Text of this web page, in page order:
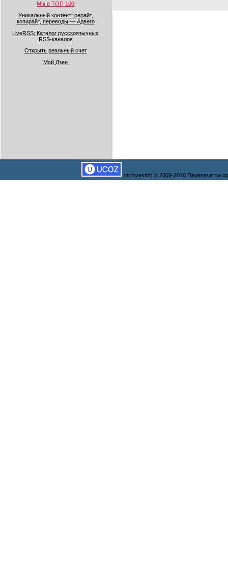
Мы в ТОП 100
Уникальный контент: рерайт,
копирайт, переводы — Адвего
LiveRSS: Каталог русскоязычных
RSS-каналов
Открыть реальный счет
Мой Дзен
mirinvestizij © 2009-2016 Перепечатка